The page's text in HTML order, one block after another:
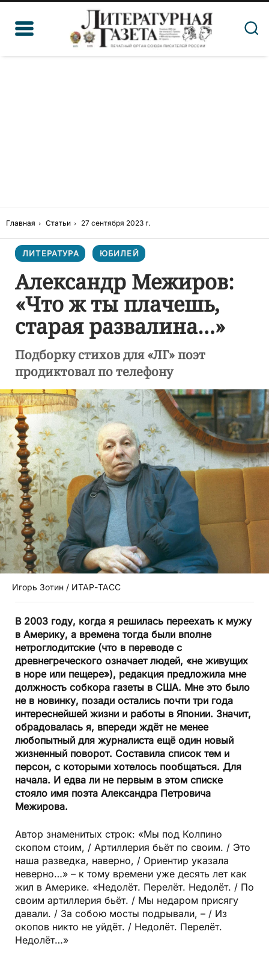
Главная Статьи 27 сентября 2023 г.
ЛИТЕРАТУРА ЮБИЛЕЙ
Александр Межиров:
«Что ж ты плачешь,
старая развалина…»
Подборку стихов для «ЛГ» поэт
продиктовал по телефону
Игорь Зотин / ИТАР-ТАСС
В 2003 году, когда я решилась переехать к мужу
в Америку, а времена тогда были вполне
нетроглодитские (что в переводе с
древнегреческого означает людей, «не живущих
в норе или пещере»), редакция предложила мне
должность собкора газеты в США. Мне это было
не в новинку, позади остались почти три года
интереснейшей жизни и работы в Японии. Значит,
обрадовалась я, впереди ждёт не менее
любопытный для журналиста ещё один новый
жизненный поворот. Составила список тем и
персон, с которыми хотелось пообщаться. Для
начала. И едва ли не первым в этом списке
стояло имя поэта Александра Петровича
Межирова.
Автор знаменитых строк: «Мы под Колпино
скопом стоим, / Артиллерия бьёт по своим. / Это
наша разведка, наверно, / Ориентир указала
неверно…» – к тому времени уже десять лет как
жил в Америке. «Недолёт. Перелёт. Недолёт. / По
своим артиллерия бьёт. / Мы недаром присягу
давали. / За собою мосты подрывали, – / Из
окопов никто не уйдёт. / Недолёт. Перелёт.
Недолёт…»